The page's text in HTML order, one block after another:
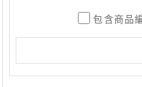
包含商品